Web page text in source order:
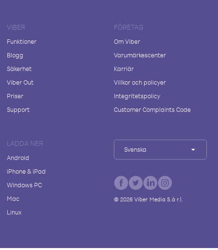
VIBER
Funktioner
Blogg
Säkerhet
Viber Out
Priser
Support
FÖRETAG
Om Viber
Varumärkescenter
Karriär
Villkor och policyer
Integritetspolicy
Customer Complaints Code
LADDA NER
Android
iPhone & iPad
Windows PC
Mac
Linux
Svenska
© 2026Viber Media S.à r.l.